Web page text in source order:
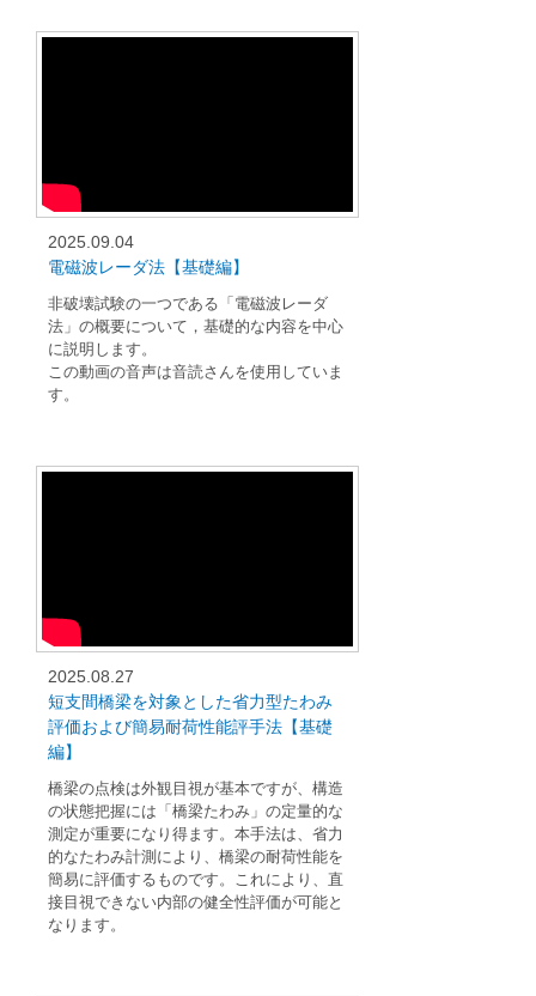
2025.09.04
電磁波レーダ法【基礎編】
非破壊試験の一つである「電磁波レーダ
法」の概要について，基礎的な内容を中心
に説明します。
この動画の音声は音読さんを使用していま
す。
2025.08.27
短支間橋梁を対象とした省力型たわみ
評価および簡易耐荷性能評手法【基礎
編】
橋梁の点検は外観目視が基本ですが、構造
の状態把握には「橋梁たわみ」の定量的な
測定が重要になり得ます。本手法は、省力
的なたわみ計測により、橋梁の耐荷性能を
簡易に評価するものです。これにより、直
接目視できない内部の健全性評価が可能と
なります。